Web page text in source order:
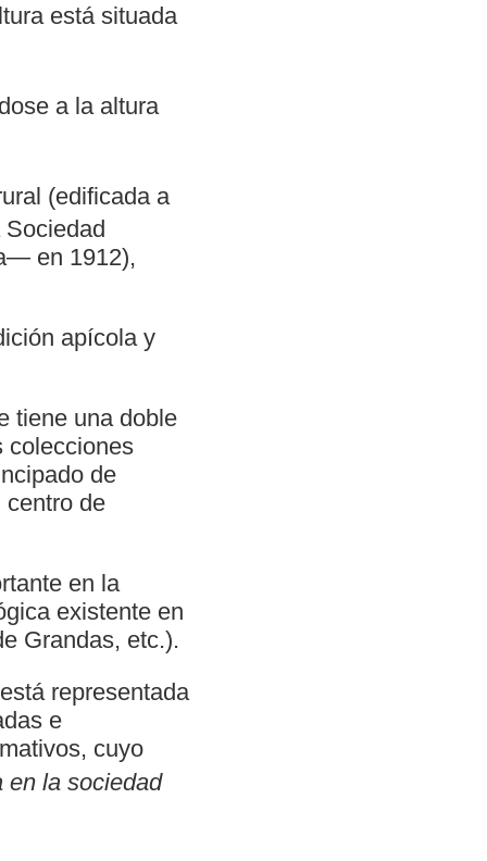
está situada
a la altura
(edificada a
en 1912),
apícola y
tiene una doble
colecciones
de
centro de
en la
existente en
Grandas, etc.).
representada
e
cuyo
en la sociedad